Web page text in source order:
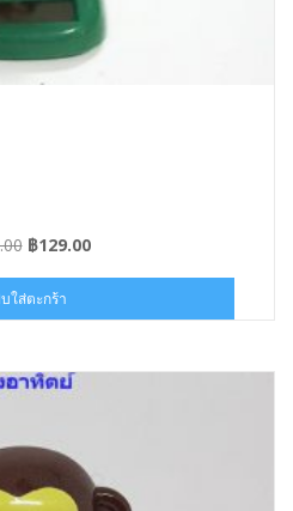
Original
was:
฿199.00.
฿129.00Current
฿129.00.
ใส่ตะกร้า